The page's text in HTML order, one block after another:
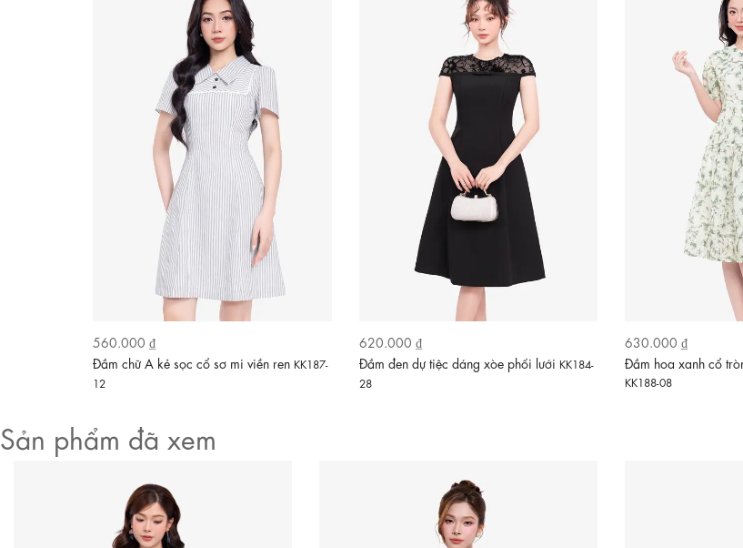
Video
560.000 ₫
Đầm chữ A kẻ sọc cổ sơ mi viền ren KK187-
12
620.000 ₫
Đầm đen dự tiệc dáng xòe phối lưới KK184-
28
630.000 ₫
Đầm hoa xanh cổ
KK188-08
Sản phẩm đã xem